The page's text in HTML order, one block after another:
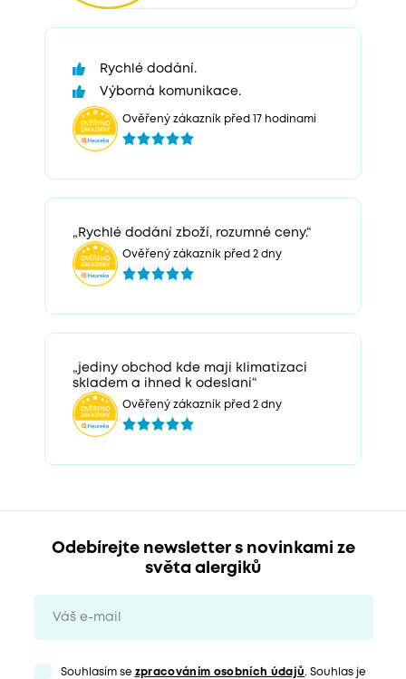
Rychlé dodání.
Výborná komunikace.
Ověřený zákazník před 17 hodinami
„Rychlé dodání zboží, rozumné ceny.“
Ověřený zákazník před 2 dny
„jediny obchod kde maji klimatizaci
skladem a ihned k odeslani“
Ověřený zákazník před 2 dny
Odebírejte newsletter s novinkami ze
světa alergiků
Souhlasím se zpracováním osobních údajů. Souhlas je